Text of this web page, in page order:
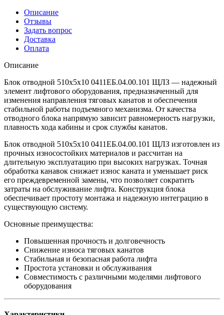
Описание
Отзывы
Задать вопрос
Доставка
Оплата
Описание
Блок отводной 510х5х10 0411ЕБ.04.00.101 ЩЛЗ — надежный
элемент лифтового оборудования, предназначенный для
изменения направления тяговых канатов и обеспечения
стабильной работы подъемного механизма. От качества
отводного блока напрямую зависит равномерность нагрузки,
плавность хода кабины и срок службы канатов.
Блок отводной 510х5х10 0411ЕБ.04.00.101 ЩЛЗ изготовлен из
прочных износостойких материалов и рассчитан на
длительную эксплуатацию при высоких нагрузках. Точная
обработка канавок снижает износ каната и уменьшает риск
его преждевременной замены, что позволяет сократить
затраты на обслуживание лифта. Конструкция блока
обеспечивает простоту монтажа и надежную интеграцию в
существующую систему.
Основные преимущества:
Повышенная прочность и долговечность
Снижение износа тяговых канатов
Стабильная и безопасная работа лифта
Простота установки и обслуживания
Совместимость с различными моделями лифтового
оборудования